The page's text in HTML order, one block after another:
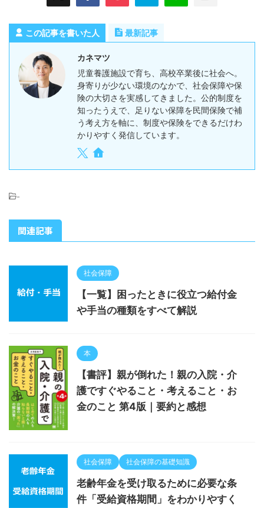
この記事を書いた人 最新記事
カネマツ
児童養護施設で育ち、高校卒業後に社会へ。
身寄りが少ない環境のなかで、社会保障や保
険の大切さを実感してきました。公的制度を
知ったうえで、足りない保障を民間保険で補
う考え方を軸に、制度や保険をできるだけわ
かりやすく発信しています。
-
関連記事
社会保障
【一覧】困ったときに役立つ給付金
や手当の種類をすべて解説
本
【書評】親が倒れた！親の入院・介
護ですぐやること・考えること・お
金のこと 第4版｜要約と感想
社会保障 社会保障の基礎知識
老齢年金を受け取るために必要な条
件「受給資格期間」をわかりやすく